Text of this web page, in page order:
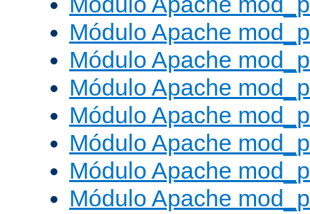
Módulo Apache
Módulo Apache
Módulo Apache
Módulo Apache
Módulo Apache
Módulo Apache
Módulo Apache